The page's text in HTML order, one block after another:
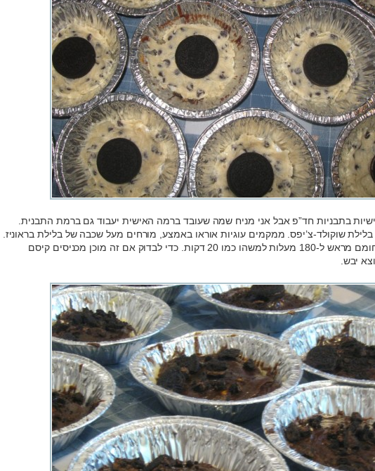
בתבניות חד”פ אבל אני מניח שמה שעובד ברמה האישית יעבוד גם ברמת התבנית.
שוקולד-צ’יפס. ממקמים עוגיות אוראו באמצע, מורחים מעל שכבה של בלילת בראוניז.
מכניסים לתנור שחומם מראש ל-180 מעלות למשהו כמו 20 דקות. כדי לבדוק אם זה מוכן מכניסים קיסם
יבש.